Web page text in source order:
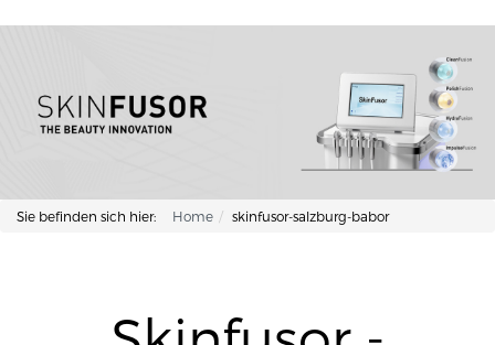
Sie befinden sich hier: Home skinfusor-salzburg-babor